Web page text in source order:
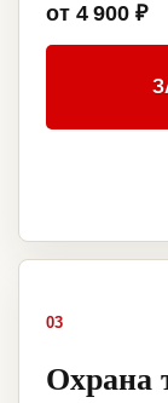
от 4 900 ₽
03
Охрана